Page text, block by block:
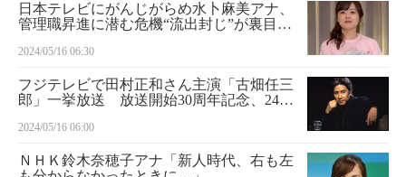
日本テレビにがんじがらめ水卜麻美アナ、
管理職昇進に潜む危機“流出封じ”が裏目
2024/05/16 06:30
フジテレビで田村正和さん主演「古畑任三
郎」一挙放送 放送開始30周年記念、24日
2024/05/16 06:00
ＮＨＫ鈴木奈穂子アナ「新人時代、右も左